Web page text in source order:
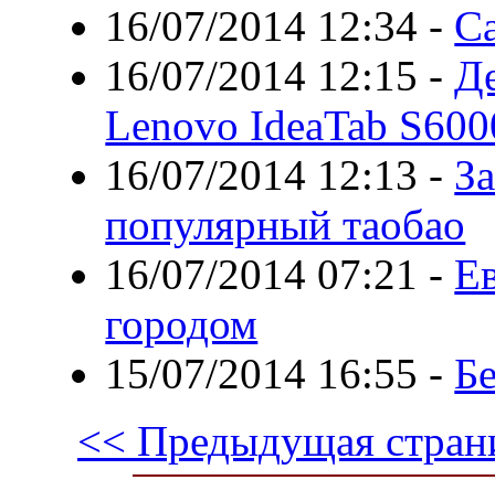
16/07/2014 12:34 -
16/07/2014 12:15 -
Lenovo IdeaTab
16/07/2014 12:13 -
популярный таобао
16/07/2014 07:21 -
городом
15/07/2014 16:55 -
<< Предыдущая